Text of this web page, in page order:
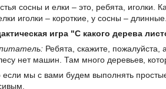
сосны и елки – это, ребята, иголки.
иголки – короткие, у сосны –
игра "С какого дерева
Ребята, скажите, пожалуйста,
нет машин. Там много деревьев,
мы с вами будем выполнять